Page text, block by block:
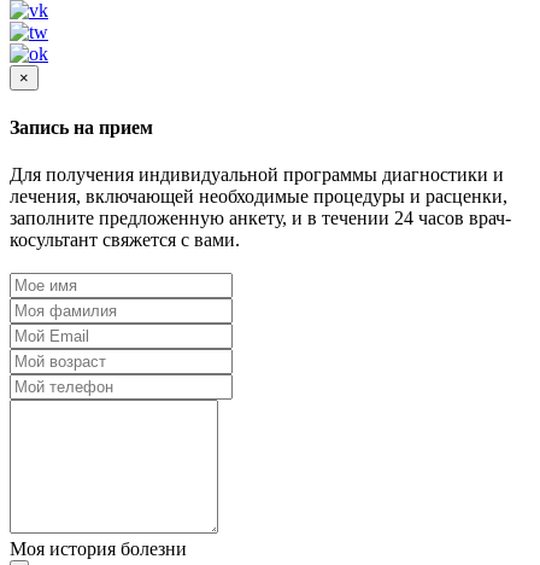
×
Запись на прием
Для получения индивидуальной программы диагностики и
лечения, включающей необходимые процедуры и расценки,
заполните предложенную анкету, и в течении 24 часов врач-
косультант свяжется с вами.
Моя история болезни